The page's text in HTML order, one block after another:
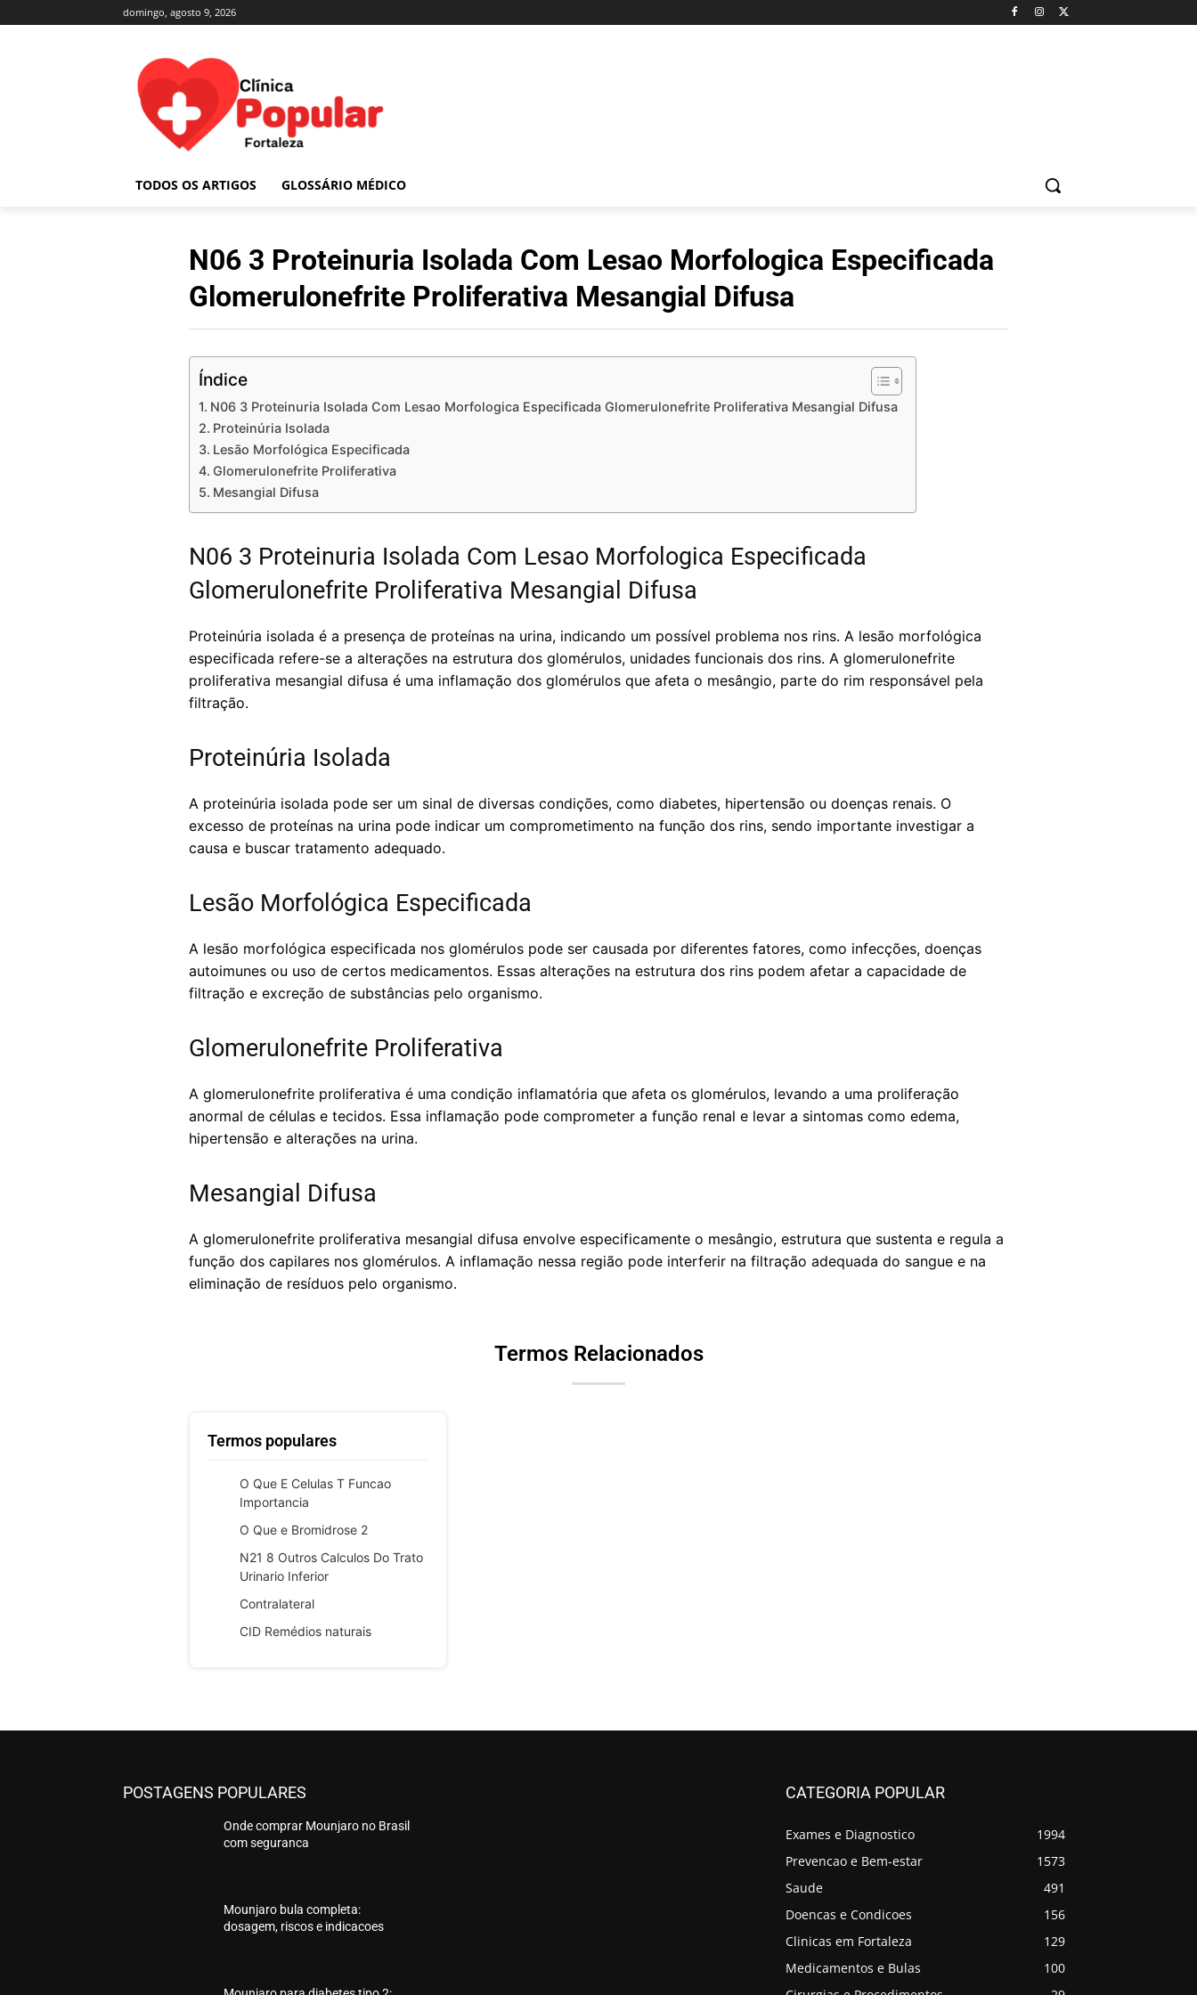
domingo, agosto 9, 2026
TODOS OS ARTIGOS GLOSSÁRIO MÉDICO
N06 3 Proteinuria Isolada Com Lesao Morfologica Especificada
Glomerulonefrite Proliferativa Mesangial Difusa
Índice
N06 3 Proteinuria Isolada Com Lesao Morfologica Especificada Glomerulonefrite Proliferativa Mesangial Difusa
Proteinúria Isolada
Lesão Morfológica Especificada
Glomerulonefrite Proliferativa
Mesangial Difusa
N06 3 Proteinuria Isolada Com Lesao Morfologica Especificada
Glomerulonefrite Proliferativa Mesangial Difusa
Proteinúria isolada é a presença de proteínas na urina, indicando um possível problema nos rins. A lesão morfológica
especificada refere-se a alterações na estrutura dos glomérulos, unidades funcionais dos rins. A glomerulonefrite
proliferativa mesangial difusa é uma inflamação dos glomérulos que afeta o mesângio, parte do rim responsável pela
filtração.
Proteinúria Isolada
A proteinúria isolada pode ser um sinal de diversas condições, como diabetes, hipertensão ou doenças renais. O
excesso de proteínas na urina pode indicar um comprometimento na função dos rins, sendo importante investigar a
causa e buscar tratamento adequado.
Lesão Morfológica Especificada
A lesão morfológica especificada nos glomérulos pode ser causada por diferentes fatores, como infecções, doenças
autoimunes ou uso de certos medicamentos. Essas alterações na estrutura dos rins podem afetar a capacidade de
filtração e excreção de substâncias pelo organismo.
Glomerulonefrite Proliferativa
A glomerulonefrite proliferativa é uma condição inflamatória que afeta os glomérulos, levando a uma proliferação
anormal de células e tecidos. Essa inflamação pode comprometer a função renal e levar a sintomas como edema,
hipertensão e alterações na urina.
Mesangial Difusa
A glomerulonefrite proliferativa mesangial difusa envolve especificamente o mesângio, estrutura que sustenta e regula a
função dos capilares nos glomérulos. A inflamação nessa região pode interferir na filtração adequada do sangue e na
eliminação de resíduos pelo organismo.
Termos Relacionados
Termos populares
O Que E Celulas T Funcao
Importancia
O Que e Bromidrose 2
N21 8 Outros Calculos Do Trato
Urinario Inferior
Contralateral
CID Remédios naturais
POSTAGENS POPULARES
Onde comprar Mounjaro no Brasil
com seguranca
Mounjaro bula completa:
dosagem, riscos e indicacoes
CATEGORIA POPULAR
Exames e Diagnostico
1994
Prevencao e Bem-estar
1573
Saude
491
Doencas e Condicoes
156
Clinicas em Fortaleza
129
Medicamentos e Bulas
100